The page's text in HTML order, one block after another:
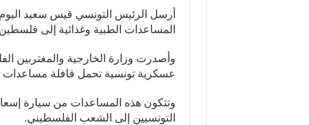
المساعدات الطبية وغذائية إلى
وأصدرت وزارة الخارجية والمغتربين
عسكرية تونسية تحمل قافلة مساعدات
وتتكون هذه المساعدات من سيارة
التونسيين إلى الشعب الفلسطيني.